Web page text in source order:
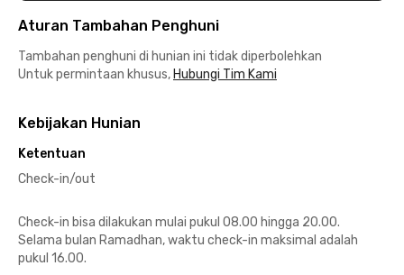
Aturan Tambahan Penghuni
Tambahan penghuni di hunian ini tidak diperbolehkan
Untuk permintaan khusus, Hubungi Tim Kami
Kebijakan Hunian
Ketentuan
Check-in/out
Check-in bisa dilakukan mulai pukul 08.00 hingga 20.00.
Selama bulan Ramadhan, waktu check-in maksimal adalah
pukul 16.00.